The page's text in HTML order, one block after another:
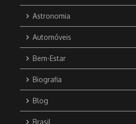
Astronomia
Automóveis
Bem-Estar
Biografia
Blog
Brasil